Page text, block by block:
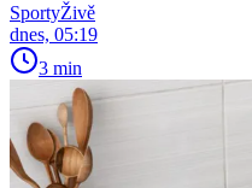
SportyŽivě
dnes, 05:19
3 min